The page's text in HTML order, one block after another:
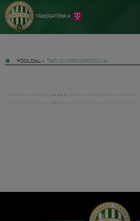
FŐOLDAL » TAG: GYORSKORCSOLYA
Hírek